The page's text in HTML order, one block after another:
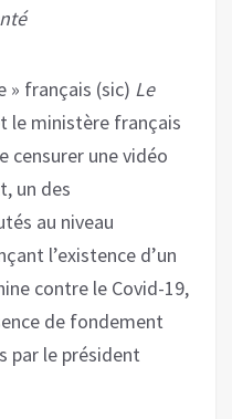
» français (sic) Le
le ministère français
censurer une vidéo
un des
au niveau
l’existence d’un
contre le Covid-19,
de fondement
par le président